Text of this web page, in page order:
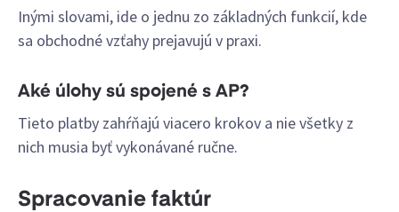
Inými slovami, ide o jednu zo základných funkcií, kde
sa obchodné vzťahy prejavujú v praxi.
Aké úlohy sú spojené s AP?
Tieto platby zahŕňajú viacero krokov a nie všetky z
nich musia byť vykonávané ručne.
Spracovanie faktúr